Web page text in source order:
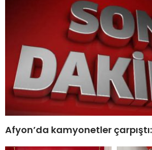
Afyon’da kamyonetler